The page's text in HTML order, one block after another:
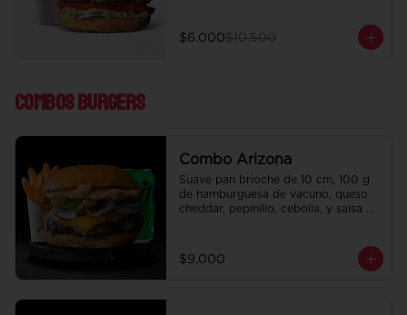
Incluye papas fritas crocantes.
$6.000$10.500
Combos Burgers
Combo Arizona
Suave pan brioche de 10 cm, 100 g
de hamburguesa de vacuno, queso
cheddar, pepinillo, cebolla, y salsa de
regalo a elección y una bebida de
350 cc a elección.
$9.000